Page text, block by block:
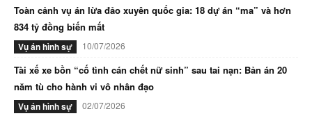
Toàn cảnh vụ án lừa đảo xuyên quốc gia: 18 dự án “ma” và hơn
834 tỷ đồng biến mất
Vụ án hình sự 10/07/2026
Tài xế xe bồn “cố tình cán chết nữ sinh” sau tai nạn: Bản án 20
năm tù cho hành vi vô nhân đạo
Vụ án hình sự 02/07/2026